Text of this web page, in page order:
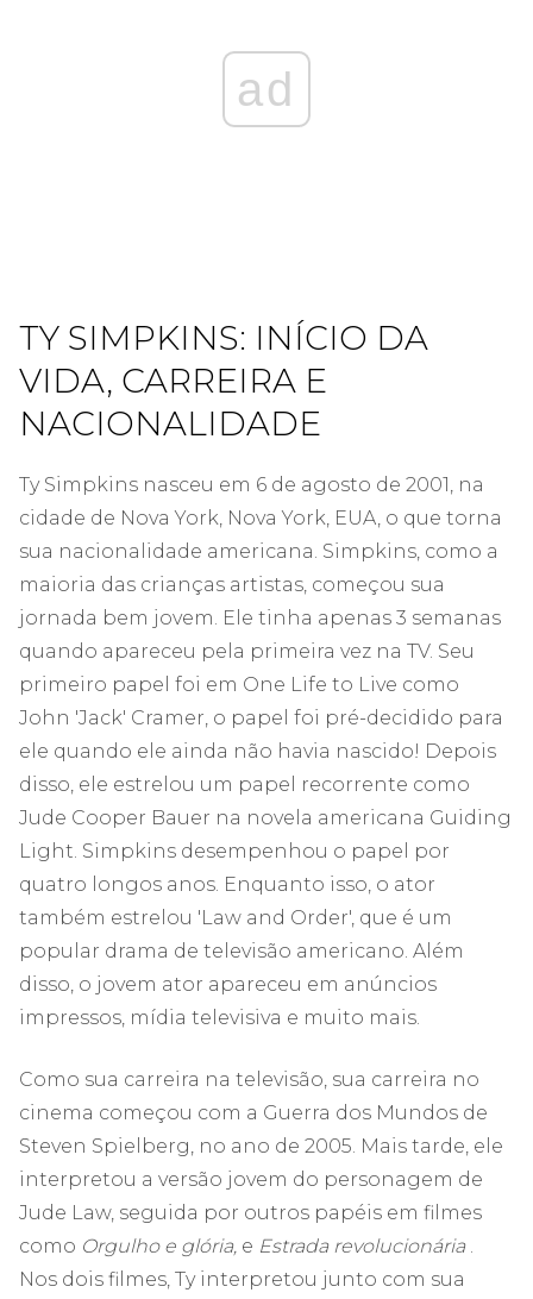
ad
TY SIMPKINS: INÍCIO DA
VIDA, CARREIRA E
NACIONALIDADE
Ty Simpkins nasceu em 6 de agosto de 2001, na
cidade de Nova York, Nova York, EUA, o que torna
sua nacionalidade americana. Simpkins, como a
maioria das crianças artistas, começou sua
jornada bem jovem. Ele tinha apenas 3 semanas
quando apareceu pela primeira vez na TV. Seu
primeiro papel foi em One Life to Live como
John 'Jack' Cramer, o papel foi pré-decidido para
ele quando ele ainda não havia nascido! Depois
disso, ele estrelou um papel recorrente como
Jude Cooper Bauer na novela americana Guiding
Light. Simpkins desempenhou o papel por
quatro longos anos. Enquanto isso, o ator
também estrelou 'Law and Order', que é um
popular drama de televisão americano. Além
disso, o jovem ator apareceu em anúncios
impressos, mídia televisiva e muito mais.
Como sua carreira na televisão, sua carreira no
cinema começou com a Guerra dos Mundos de
Steven Spielberg, no ano de 2005. Mais tarde, ele
interpretou a versão jovem do personagem de
Jude Law, seguida por outros papéis em filmes
como Orgulho e glória, e Estrada revolucionária.
Nos dois filmes, Ty interpretou junto com sua